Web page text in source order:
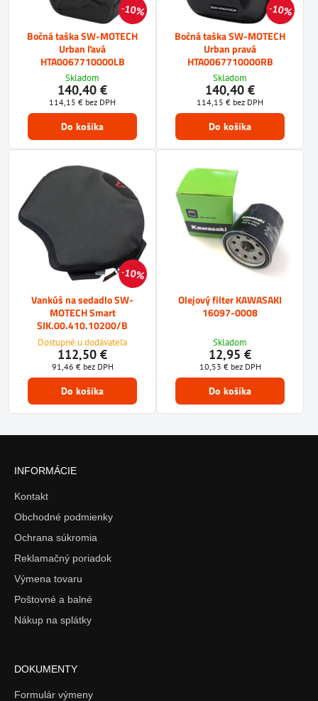
10%
Bočná taška SW-MOTECH
Urban ľavá
HTA0067710000LB
Skladom
140,40 €
114,15 € bez DPH
Do košíka
10%
Bočná taška SW-MOTECH
Urban pravá
HTA0067710000RB
Skladom
140,40 €
114,15 € bez DPH
Do košíka
10%
Vankúš na sedadlo SW-
MOTECH Smart
SIK.00.410.10200/B
Dostupné u dodávateľa
112,50 €
91,46 € bez DPH
Do košíka
Olejový filter KAWASAKI
16097-0008
Skladom
12,95 €
10,53 € bez DPH
Do košíka
INFORMÁCIE
Kontakt
Obchodné podmienky
Ochrana súkromia
Reklamačný poriadok
Výmena tovaru
Poštovné a balné
Nákup na splátky
DOKUMENTY
Formulár výmeny